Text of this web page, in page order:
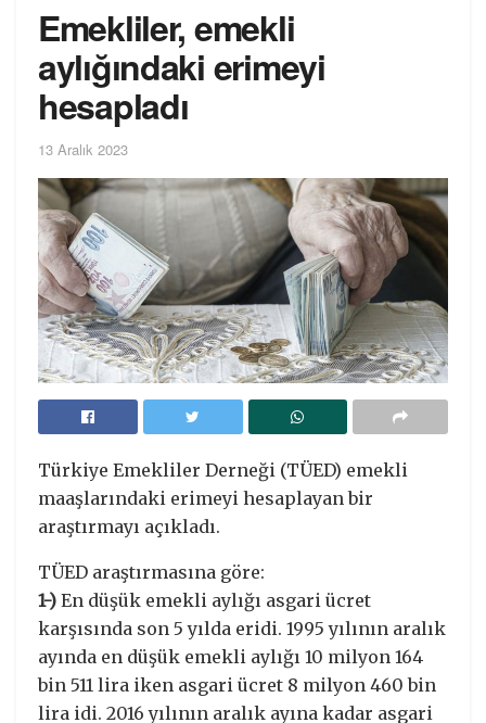
Emekliler, emekli
aylığındaki erimeyi
hesapladı
13 Aralık 2023
Türkiye Emekliler Derneği (TÜED) emekli
maaşlarındaki erimeyi hesaplayan bir
araştırmayı açıkladı.
TÜED araştırmasına göre:
1-) En düşük emekli aylığı asgari ücret
karşısında son 5 yılda eridi. 1995 yılının aralık
ayında en düşük emekli aylığı 10 milyon 164
bin 511 lira iken asgari ücret 8 milyon 460 bin
lira idi. 2016 yılının aralık ayına kadar asgari